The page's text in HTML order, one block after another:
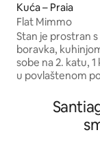
Kuća – Praia
Flat Mimmo
Stan je prostran
boravka,
sobe na 2. katu,
u povlaštenom
povezanim
restorani,
kratkoj